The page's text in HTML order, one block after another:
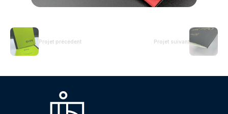
Projet précédent Projet suivant